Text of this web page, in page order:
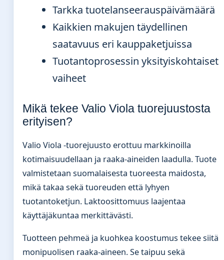
Tarkka tuotelanseerauspäivämäärä
Kaikkien makujen täydellinen
saatavuus eri kauppaketjuissa
Tuotantoprosessin yksityiskohtaiset
vaiheet
Mikä tekee Valio Viola tuorejuustosta
erityisen?
Valio Viola -tuorejuusto erottuu markkinoilla
kotimaisuudellaan ja raaka-aineiden laadulla. Tuote
valmistetaan suomalaisesta tuoreesta maidosta,
mikä takaa sekä tuoreuden että lyhyen
tuotantoketjun. Laktoosittomuus laajentaa
käyttäjäkuntaa merkittävästi.
Tuotteen pehmeä ja kuohkea koostumus tekee siitä
monipuolisen raaka-aineen. Se taipuu sekä